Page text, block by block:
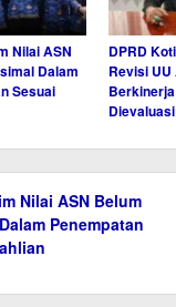
Nilai ASN
Dalam
Sesuai
DPRD
Revisi UU
Dievaluasi
Nilai ASN Belum
Penempatan